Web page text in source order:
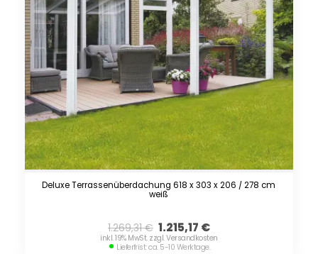
Deluxe Terrassenüberdachung 618 x 303 x 206 / 278 cm
weiß
1.269,31€ 1.215,17 €
inkl. 19% MwSt. zzgl. Versandkosten
Lieferfrist: ca. 5-10 Werktage.